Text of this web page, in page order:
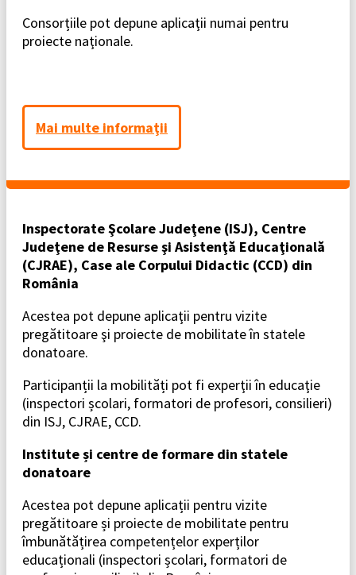
Consorțiile pot depune aplicaţii numai pentru
proiecte naţionale.
Mai multe informaţii
Inspectorate Şcolare Judeţene (ISJ), Centre
Judeţene de Resurse şi Asistenţă Educaţională
(CJRAE), Case ale Corpului Didactic (CCD) din
România
Acestea pot depune aplicaţii pentru vizite
pregătitoare şi proiecte de mobilitate în statele
donatoare.
Participanții la mobilități pot fi experţii în educaţie
(inspectori școlari, formatori de profesori, consilieri)
din ISJ, CJRAE, CCD.
Institute și centre de formare din statele
donatoare
Acestea pot depune aplicații pentru vizite
pregătitoare și proiecte de mobilitate pentru
îmbunătățirea competențelor experților
educaționali (inspectori școlari, formatori de